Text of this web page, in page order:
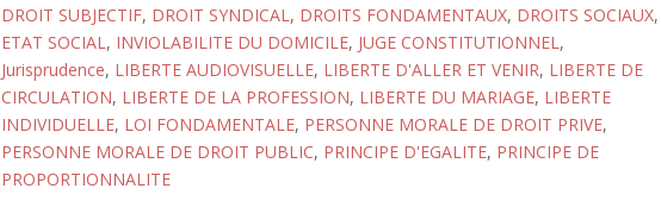
DROIT SUBJECTIF, DROIT SYNDICAL, DROITS FONDAMENTAUX, DROITS SOCIAUX,
ETAT SOCIAL, INVIOLABILITE DU DOMICILE, JUGE CONSTITUTIONNEL,
Jurisprudence, LIBERTE AUDIOVISUELLE, LIBERTE D'ALLER ET VENIR, LIBERTE DE
CIRCULATION, LIBERTE DE LA PROFESSION, LIBERTE DU MARIAGE, LIBERTE
INDIVIDUELLE, LOI FONDAMENTALE, PERSONNE MORALE DE DROIT PRIVE,
PERSONNE MORALE DE DROIT PUBLIC, PRINCIPE D'EGALITE, PRINCIPE DE
PROPORTIONNALITE